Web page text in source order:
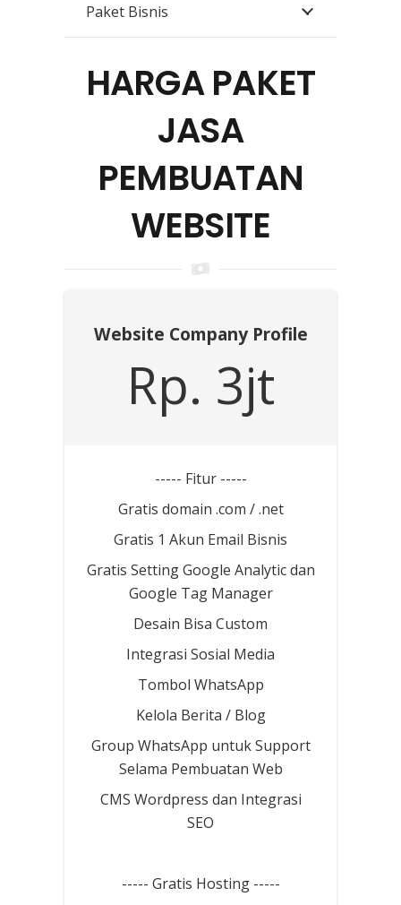
Paket Bisnis
HARGA PAKET
JASA
PEMBUATAN
WEBSITE
Website Company Profile
Rp. 3jt
----- Fitur -----
Gratis domain .com / .net
Gratis 1 Akun Email Bisnis
Gratis Setting Google Analytic dan
Google Tag Manager
Desain Bisa Custom
Integrasi Sosial Media
Tombol WhatsApp
Kelola Berita / Blog
Group WhatsApp untuk Support
Selama Pembuatan Web
CMS Wordpress dan Integrasi
SEO
----- Gratis Hosting -----